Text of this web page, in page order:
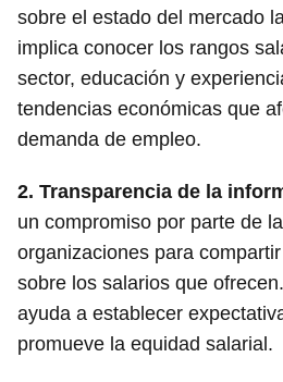
sobre el estado del mercado
implica conocer los rangos
sector, educación y
tendencias económicas que
demanda de empleo.
2. Transparencia de la
un compromiso por parte de
organizaciones para
sobre los salarios que
ayuda a establecer
promueve la equidad salarial.